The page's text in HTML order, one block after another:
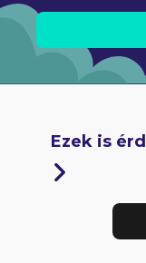
Ezek is